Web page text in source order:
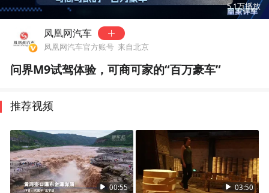
00:00 05:22
5.1万播放
凤凰网汽车
凤凰网汽车官方账号 来自北京
问界M9试驾体验，可商可家的“百万豪车”
推荐视频
00:55 03:50